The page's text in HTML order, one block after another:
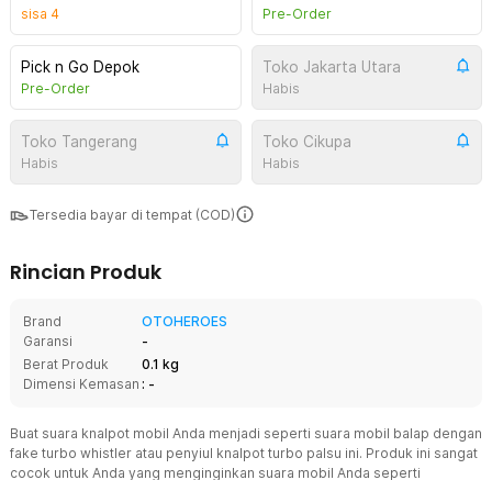
sisa 4 Pre-Order
Pick n Go Depok
Pre-Order
Toko Jakarta Utara
Habis
Toko Tangerang
Habis
Toko Cikupa
Habis
Tersedia bayar di tempat (COD)
Rincian Produk
Brand
OTOHEROES
Garansi
-
Berat Produk
0.1 kg
Dimensi Kemasan : -
Buat suara knalpot mobil Anda menjadi seperti suara mobil balap dengan
fake turbo whistler atau penyiul knalpot turbo palsu ini. Produk ini sangat
cocok untuk Anda yang menginginkan suara mobil Anda seperti